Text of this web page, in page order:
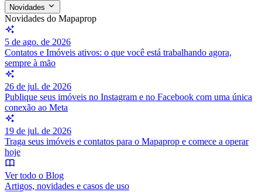
Novidades
Novidades do Mapaprop
5 de ago. de 2026
Contatos e Imóveis ativos: o que você está trabalhando agora,
sempre à mão
26 de jul. de 2026
Publique seus imóveis no Instagram e no Facebook com uma única
conexão ao Meta
19 de jul. de 2026
Traga seus imóveis e contatos para o Mapaprop e comece a operar
hoje
Ver todo o Blog
Artigos, novidades e casos de uso